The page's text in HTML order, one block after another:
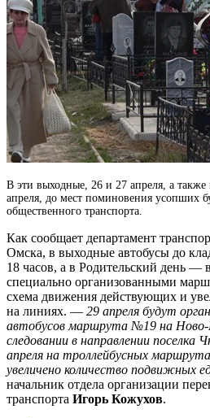
В эти выходные, 26 и 27 апреля, а также
апреля, до мест поминовения усопших
общественного транспорта.
Как сообщает департамент
Омска, в выходные автобусы до
18 часов, а в Родительский день —
специально организованными
схема движения действующих и
на линиях. — 29 апреля будут
автобусов маршрута №19 на Ново-
следовании в направлении поселка
апреля на троллейбусных
увеличено количество подвижных
начальник отдела организации
транспорта Игорь Кожухов.